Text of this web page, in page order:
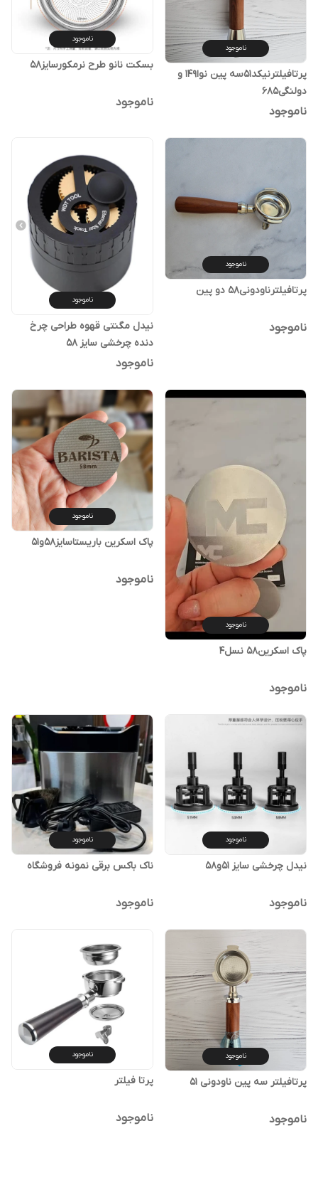
ناموجود
پرتافیلترنیکد۵۱سه پین نوا۱۴۹ و
دولنگی۶۸۵
ناموجود
ناموجود
بسکت نانو طرح نرمکورسایز۵۸
ناموجود
ناموجود
پرتافیلترناودونی۵۸ دو پین
ناموجود
ناموجود
نیدل مگنتی قهوه طراحی چرخ
دنده چرخشی سایز 58
ناموجود
ناموجود
پاک اسکرین58 نسل۴
ناموجود
ناموجود
پاک اسکرین باریستاسایز۵۸و۵۱
ناموجود
ناموجود
نیدل چرخشی سایز 51و58
ناموجود
ناموجود
ناک باکس برقی نمونه فروشگاه
ناموجود
ناموجود
پرتافیلتر سه پین ناودونی 51
ناموجود
ناموجود
پرتا فیلتر
ناموجود